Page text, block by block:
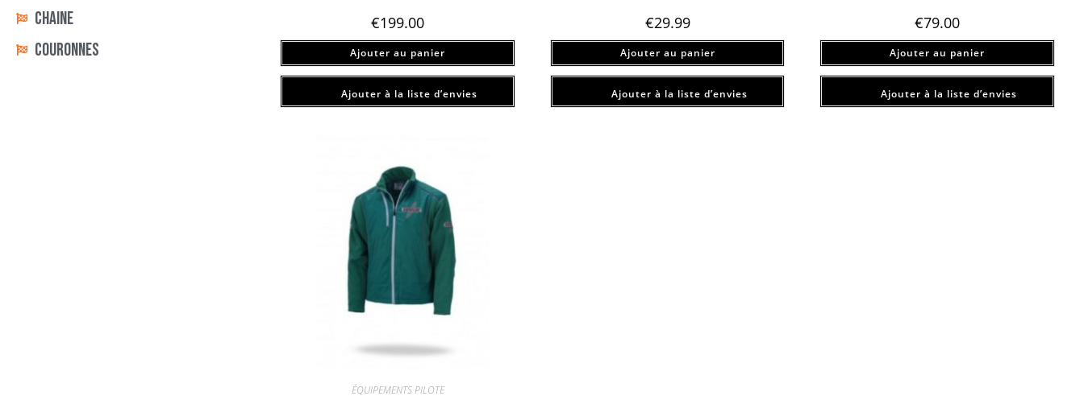
Chaine
Couronnes
€199.00
Ajouter au panier
Ajouter à la liste d’envies
€29.99
Ajouter au panier
Ajouter à la liste d’envies
€79.00
Ajouter au panier
Ajouter à la liste d’envies
ÉQUIPEMENTS PILOTE